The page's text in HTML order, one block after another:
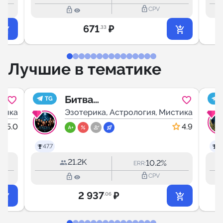
lock_outline lock_outlineCPV
671.33 ₽
Лучшие в тематике
5.0
TG
47.7
Битва
экстрасенсов
Эзотерика, Астрология, Мистика
4.9
21.2K ERR:10.2%
lock_outline lock_outlineCPV
2 937.06 ₽